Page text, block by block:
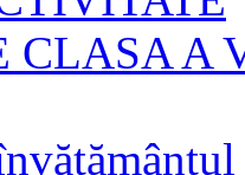
CLASA A